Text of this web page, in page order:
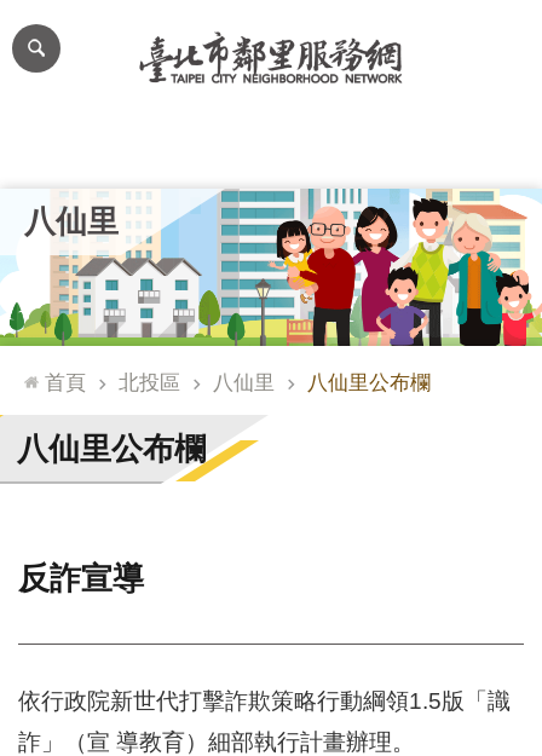
跳到主要內容區塊
網
站
台
通
臺
北
市
門
整
檢
索
系
八仙里
首頁 北投區 八仙里 八仙里公布欄
八仙里公布欄
反詐宣導
依行政院新世代打擊詐欺策略行動綱領1.5版「識
詐」（宣 導教育）細部執行計畫辦理。